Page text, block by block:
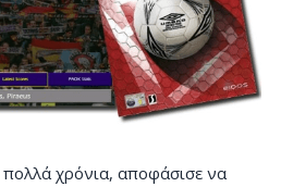
πολλά χρόνια, αποφάσισε να